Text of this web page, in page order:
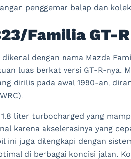
penggemar balap dan
Familia GT-R
dikenal dengan nama Mazda
luas berkat versi GT-R-nya.
dirilis pada awal 1990-an,
liter turbocharged yang
karena akselerasinya yang
ini juga dilengkapi dengan
di berbagai kondisi jalan.